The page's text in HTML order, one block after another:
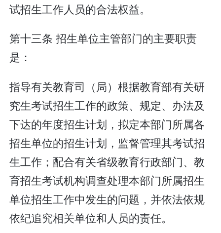
试招生工作人员的合法权益。
第十三条 招生单位主管部门的主要职责
是：
指导有关教育司（局）根据教育部有关研
究生考试招生工作的政策、规定、办法及
下达的年度招生计划，拟定本部门所属各
招生单位的招生计划，监督管理其考试招
生工作；配合有关省级教育行政部门、教
育招生考试机构调查处理本部门所属招生
单位招生工作中发生的问题，并依法依规
依纪追究相关单位和人员的责任。